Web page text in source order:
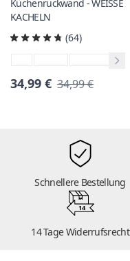
Küchenrückwand - WEISSE
KACHELN
(64)
34,99 € 34,99 €
Schnellere Bestellung
14
14 Tage Widerrufsrecht